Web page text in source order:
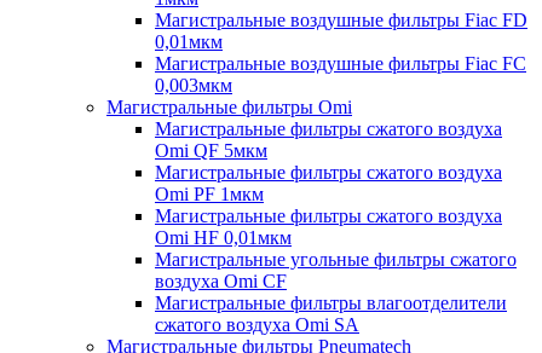
Магистральные воздушные фильтры Fiac FD
0,01мкм
Магистральные воздушные фильтры Fiac FC
0,003мкм
Магистральные фильтры Omi
Магистральные фильтры сжатого воздуха
Omi QF 5мкм
Магистральные фильтры сжатого воздуха
Omi PF 1мкм
Магистральные фильтры сжатого воздуха
Omi HF 0,01мкм
Магистральные угольные фильтры сжатого
воздуха Omi CF
Магистральные фильтры влагоотделители
сжатого воздуха Omi SA
Магистральные фильтры Pneumatech